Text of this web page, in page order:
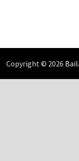
Copyright © 2026